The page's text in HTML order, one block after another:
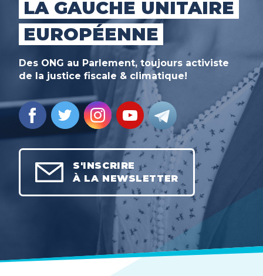
LA GAUCHE UNITAIRE
EUROPÉENNE
Des ONG au Parlement, toujours activiste
de la justice fiscale & climatique!
S'INSCRIRE
À LA NEWSLETTER